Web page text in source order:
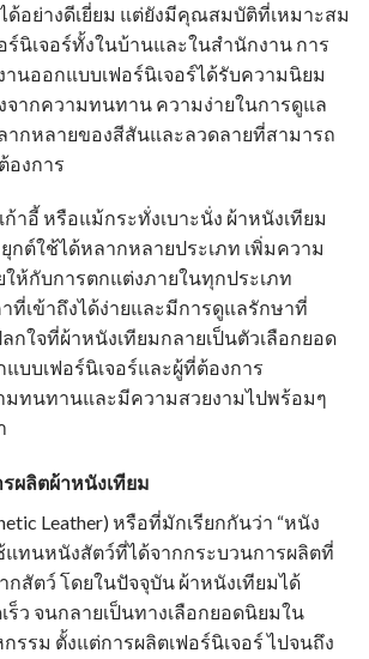
อย่างดีเยี่ยม แต่ยังมีคุณสมบัติที่เหมาะสม
ร์นิเจอร์ทั้งในบ้านและในสำนักงาน การ
านออกแบบเฟอร์นิเจอร์ได้รับความนิยม
จากความทนทาน ความง่ายในการดูแล
ากหลายของสีสันและลวดลายที่สามารถ
องการ
ก้าอี้ หรือแม้กระทั่งเบาะนั่ง ผ้าหนังเทียม
กต์ใช้ได้หลากหลายประเภท เพิ่มความ
ห้กับการตกแต่งภายในทุกประเภท
ที่เข้าถึงได้ง่ายและมีการดูแลรักษาที่
กใจที่ผ้าหนังเทียมกลายเป็นตัวเลือกยอด
บบเฟอร์นิเจอร์และผู้ที่ต้องการ
มทนทานและมีความสวยงามไปพร้อมๆ
ผลิตผ้าหนังเทียม
Leather) หรือที่มักเรียกกันว่า “หนัง
แทนหนังสัตว์ที่ได้จากกระบวนการผลิตที่
กสัตว์ โดยในปัจจุบัน ผ้าหนังเทียมได้
ว จนกลายเป็นทางเลือกยอดนิยมใน
รรม ตั้งแต่การผลิตเฟอร์นิเจอร์ ไปจนถึง